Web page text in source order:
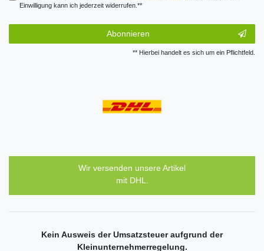
Einwilligung kann ich jederzeit widerrufen.**
Abonnieren
** Hierbei handelt es sich um ein Pflichtfeld.
Wir versenden unsere Artikel
mit DHL.
Kein Ausweis der Umsatzsteuer aufgrund der
Kleinunternehmerregelung.